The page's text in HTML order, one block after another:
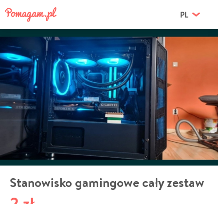
PL
Stanowisko gamingowe cały zestaw